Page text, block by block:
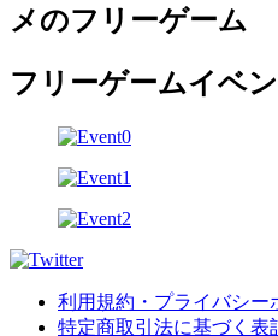
メのフリーゲーム
フリーゲームイベ
利用規約・プライバシー
特定商取引法に基づく表